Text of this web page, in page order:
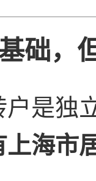
础，
户是独
上海市